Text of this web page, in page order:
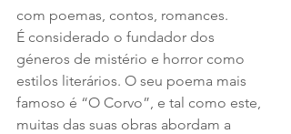
com poemas, contos, romances.
É considerado o fundador dos
géneros de mistério e horror como
estilos literários. O seu poema mais
famoso é “O Corvo”, e tal como este,
muitas das suas obras abordam a